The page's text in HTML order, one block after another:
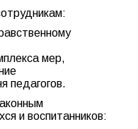
мер,
педагогов.
и воспитанников: